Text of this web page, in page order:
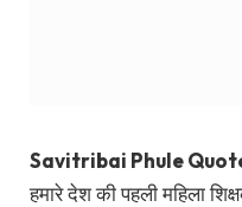
Savitribai Phule
हमारे देश की पहली महिला